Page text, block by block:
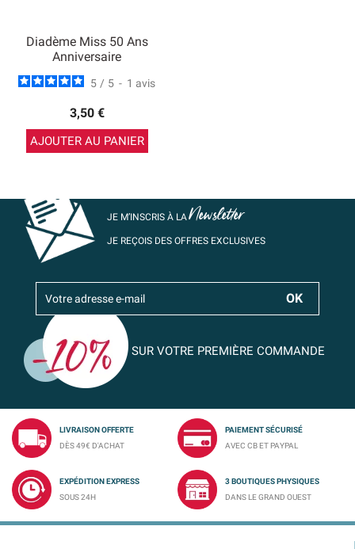
Diadème Miss 50 Ans
Anniversaire
5 / 5 - 1 avis
3,50 €
AJOUTER AU PANIER
JE M’INSCRIS À LANewsletter
JE REÇOIS DES OFFRES EXCLUSIVES
SUR VOTRE PREMIÈRE COMMANDE
LIVRAISON OFFERTE
DÈS 49€ D'ACHAT
PAIEMENT SÉCURISÉ
AVEC CB ET PAYPAL
EXPÉDITION EXPRESS
SOUS 24H
3 BOUTIQUES PHYSIQUES
DANS LE GRAND OUEST